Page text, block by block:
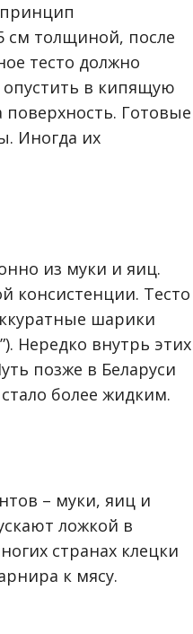
см толщиной, после
тесто должно
опустить в кипящую
Готовые
Иногда их
из муки и яиц.
консистенции. Тесто
шарики
Нередко внутрь этих
позже в Беларуси
более жидким.
– муки, яиц и
ложкой в
странах клецки
к мясу.